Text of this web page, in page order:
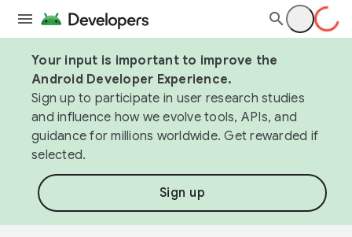
Your input is important to improve the
Android Developer Experience.
Sign up to participate in user research studies
and influence how we evolve tools, APIs, and
guidance for millions worldwide. Get rewarded if
selected.
Sign up